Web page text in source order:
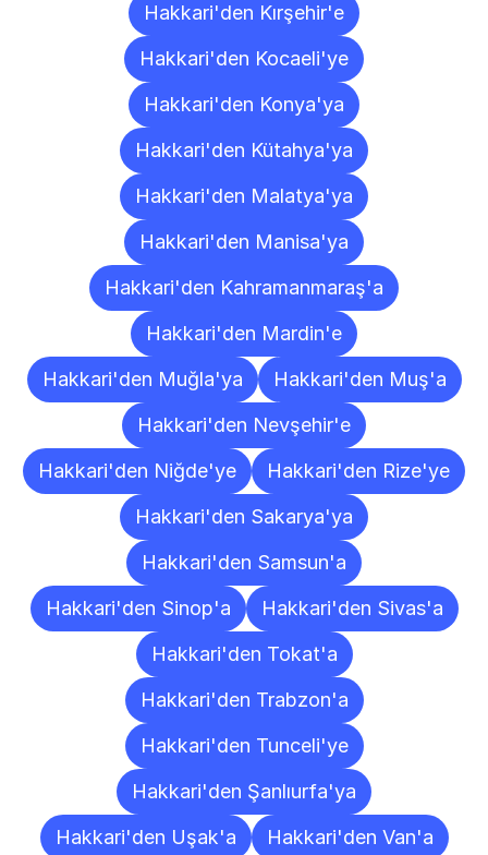
Hakkari'den Kırşehir'e
Hakkari'den Kocaeli'ye
Hakkari'den Konya'ya
Hakkari'den Kütahya'ya
Hakkari'den Malatya'ya
Hakkari'den Manisa'ya
Hakkari'den Kahramanmaraş'a
Hakkari'den Mardin'e
Hakkari'den Muğla'ya
Hakkari'den Muş'a
Hakkari'den Nevşehir'e
Hakkari'den Niğde'ye
Hakkari'den Rize'ye
Hakkari'den Sakarya'ya
Hakkari'den Samsun'a
Hakkari'den Sinop'a
Hakkari'den Sivas'a
Hakkari'den Tokat'a
Hakkari'den Trabzon'a
Hakkari'den Tunceli'ye
Hakkari'den Şanlıurfa'ya
Hakkari'den Uşak'a
Hakkari'den Van'a